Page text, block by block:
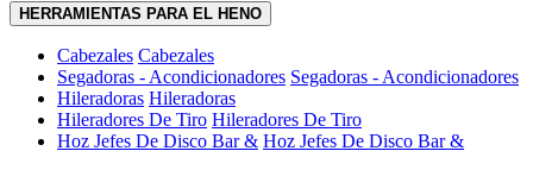
HERRAMIENTAS PARA EL HENO
Cabezales Cabezales
Segadoras - Acondicionadores Segadoras - Acondicionadores
Hileradoras Hileradoras
Hileradores De Tiro Hileradores De Tiro
Hoz Jefes De Disco Bar & Hoz Jefes De Disco Bar &